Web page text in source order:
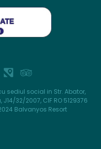
sediul social in Str. Abator,
32/2007, CIF RO 5129376
Balvanyos Resort